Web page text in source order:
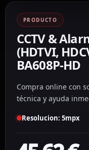
PRODUCTO
CCTV &
(HDTVI,
BA608P-HD
Compra online con
técnica y ayuda
Resolucion: 5mpx